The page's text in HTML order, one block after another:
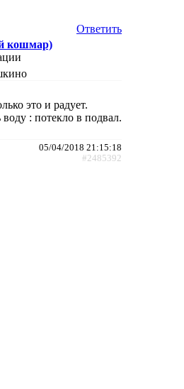
Ответить
кошмар)
это и радует.
: потекло в подвал.
05/04/2018 21:15:18
#2485392